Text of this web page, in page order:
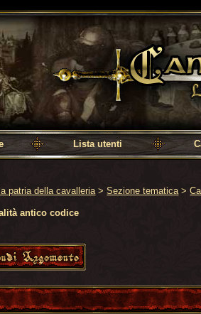
Camelot, la patria della cavalleria
Lista utenti
patria della cavalleria >Sezione tematica >
antico codice